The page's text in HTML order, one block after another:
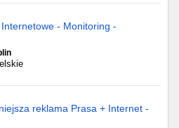
- Monitoring -
reklama Prasa + Internet -